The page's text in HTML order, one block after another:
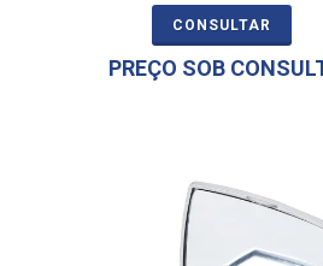
CONSULTAR
PREÇO SOB